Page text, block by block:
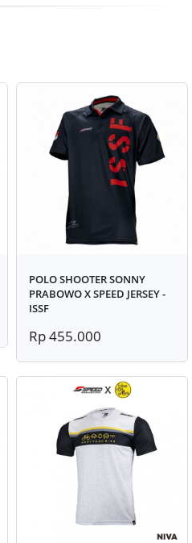
POLO SHOOTER SONNY
PRABOWO X SPEED JERSEY -
ISSF
Rp 455.000